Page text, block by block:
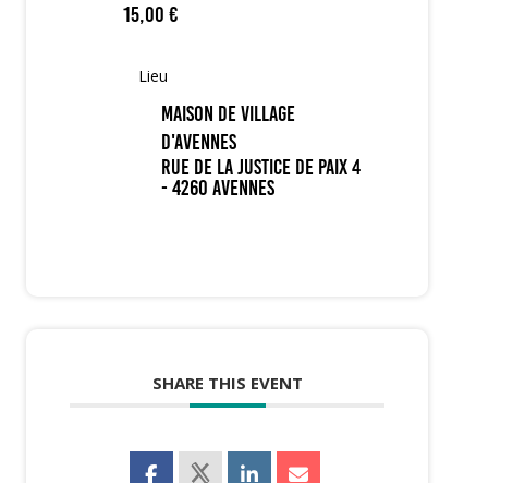
15,00 €
Lieu
Maison de Village
d'Avennes
Rue de la Justice de Paix 4
- 4260 Avennes
SHARE THIS EVENT